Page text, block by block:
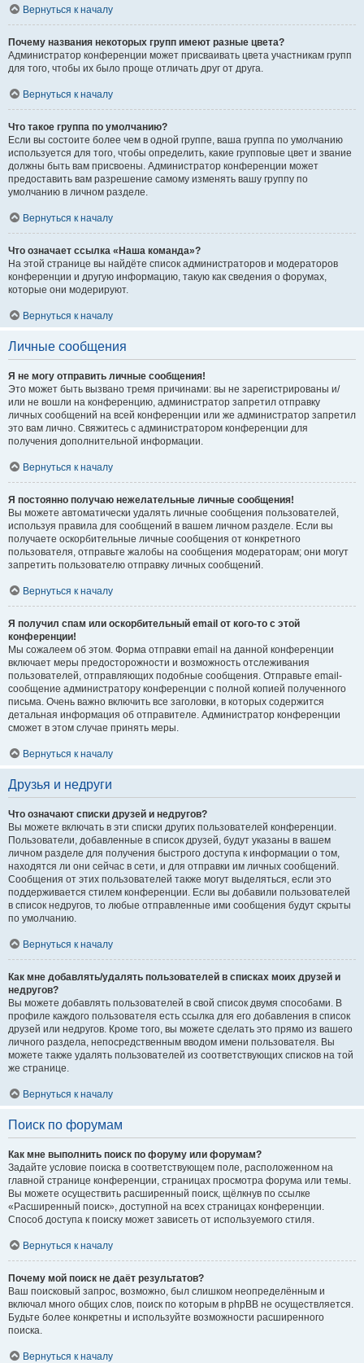
Вернуться к началу
Почему названия некоторых групп имеют разные цвета?
Администратор конференции может присваивать цвета участникам групп
для того, чтобы их было проще отличать друг от друга.
Вернуться к началу
Что такое группа по умолчанию?
Если вы состоите более чем в одной группе, ваша группа по умолчанию
используется для того, чтобы определить, какие групповые цвет и звание
должны быть вам присвоены. Администратор конференции может
предоставить вам разрешение самому изменять вашу группу по
умолчанию в личном разделе.
Вернуться к началу
Что означает ссылка «Наша команда»?
На этой странице вы найдёте список администраторов и модераторов
конференции и другую информацию, такую как сведения о форумах,
которые они модерируют.
Вернуться к началу
Личные сообщения
Я не могу отправить личные сообщения!
Это может быть вызвано тремя причинами: вы не зарегистрированы и/
или не вошли на конференцию, администратор запретил отправку
личных сообщений на всей конференции или же администратор запретил
это вам лично. Свяжитесь с администратором конференции для
получения дополнительной информации.
Вернуться к началу
Я постоянно получаю нежелательные личные сообщения!
Вы можете автоматически удалять личные сообщения пользователей,
используя правила для сообщений в вашем личном разделе. Если вы
получаете оскорбительные личные сообщения от конкретного
пользователя, отправьте жалобы на сообщения модераторам; они могут
запретить пользователю отправку личных сообщений.
Вернуться к началу
Я получил спам или оскорбительный email от кого-то с этой
конференции!
Мы сожалеем об этом. Форма отправки email на данной конференции
включает меры предосторожности и возможность отслеживания
пользователей, отправляющих подобные сообщения. Отправьте email-
сообщение администратору конференции с полной копией полученного
письма. Очень важно включить все заголовки, в которых содержится
детальная информация об отправителе. Администратор конференции
сможет в этом случае принять меры.
Вернуться к началу
Друзья и недруги
Что означают списки друзей и недругов?
Вы можете включать в эти списки других пользователей конференции.
Пользователи, добавленные в список друзей, будут указаны в вашем
личном разделе для получения быстрого доступа к информации о том,
находятся ли они сейчас в сети, и для отправки им личных сообщений.
Сообщения от этих пользователей также могут выделяться, если это
поддерживается стилем конференции. Если вы добавили пользователей
в список недругов, то любые отправленные ими сообщения будут скрыты
по умолчанию.
Вернуться к началу
Как мне добавлять/удалять пользователей в списках моих друзей и
недругов?
Вы можете добавлять пользователей в свой список двумя способами. В
профиле каждого пользователя есть ссылка для его добавления в список
друзей или недругов. Кроме того, вы можете сделать это прямо из вашего
личного раздела, непосредственным вводом имени пользователя. Вы
можете также удалять пользователей из соответствующих списков на той
же странице.
Вернуться к началу
Поиск по форумам
Как мне выполнить поиск по форуму или форумам?
Задайте условие поиска в соответствующем поле, расположенном на
главной странице конференции, страницах просмотра форума или темы.
Вы можете осуществить расширенный поиск, щёлкнув по ссылке
«Расширенный поиск», доступной на всех страницах конференции.
Способ доступа к поиску может зависеть от используемого стиля.
Вернуться к началу
Почему мой поиск не даёт результатов?
Ваш поисковый запрос, возможно, был слишком неопределённым и
включал много общих слов, поиск по которым в phpBB не осуществляется.
Будьте более конкретны и используйте возможности расширенного
поиска.
Вернуться к началу